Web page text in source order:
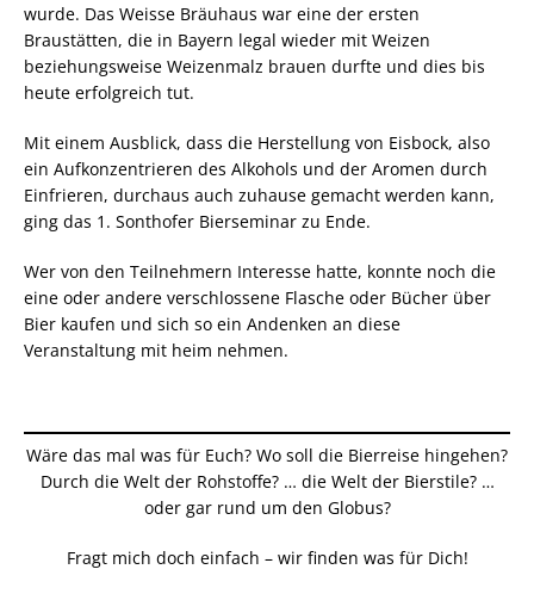
wurde. Das Weisse Bräuhaus war eine der ersten
Braustätten, die in Bayern legal wieder mit Weizen
beziehungsweise Weizenmalz brauen durfte und dies bis
heute erfolgreich tut.
Mit einem Ausblick, dass die Herstellung von Eisbock, also
ein Aufkonzentrieren des Alkohols und der Aromen durch
Einfrieren, durchaus auch zuhause gemacht werden kann,
ging das 1. Sonthofer Bierseminar zu Ende.
Wer von den Teilnehmern Interesse hatte, konnte noch die
eine oder andere verschlossene Flasche oder Bücher über
Bier kaufen und sich so ein Andenken an diese
Veranstaltung mit heim nehmen.
Wäre das mal was für Euch? Wo soll die Bierreise hingehen?
Durch die Welt der Rohstoffe? … die Welt der Bierstile? …
oder gar rund um den Globus?
Fragt mich doch einfach – wir finden was für Dich!